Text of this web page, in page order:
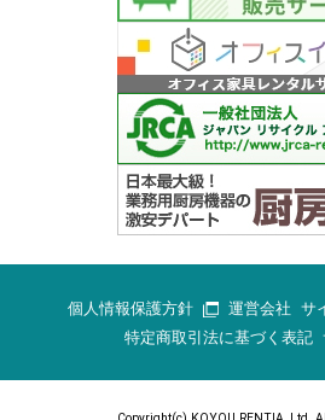
個人情報保護方針 運営会社 サ
特定商取引法に基づく表記